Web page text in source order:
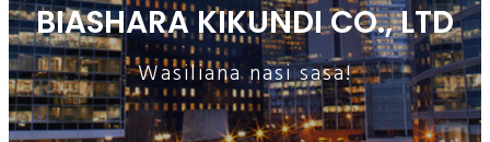
BIASHARA KIKUNDI CO., LTD
Wasiliana nasi sasa!